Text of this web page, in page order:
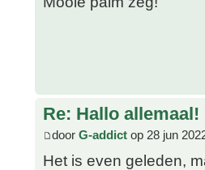
Re: Hallo allemaal!
door G-addict op 28 jun
Het is even geleden,